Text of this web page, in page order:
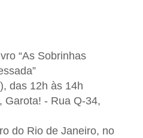
“As Sobrinhas
das 12h às 14h
Garota! - Rua Q-34,
do Rio de Janeiro, no